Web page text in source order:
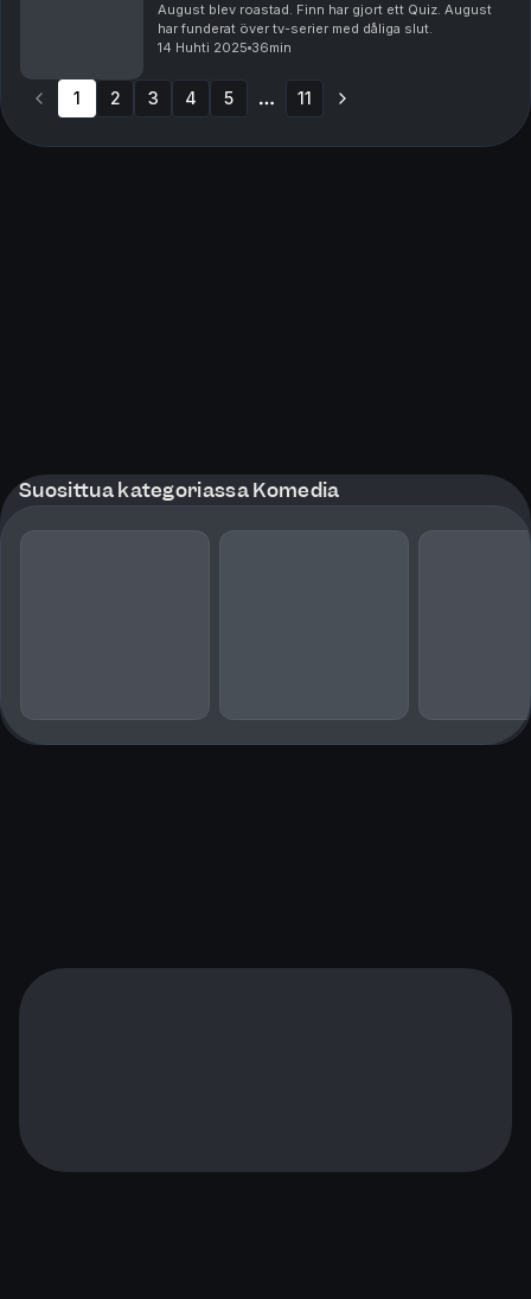
August blev roastad. Finn har gjort ett Quiz. August
har funderat över tv-serier med dåliga slut.
14 Huhti 2025 36min
1 2 3 4 5 11
Suosittua kategoriassa Komedia